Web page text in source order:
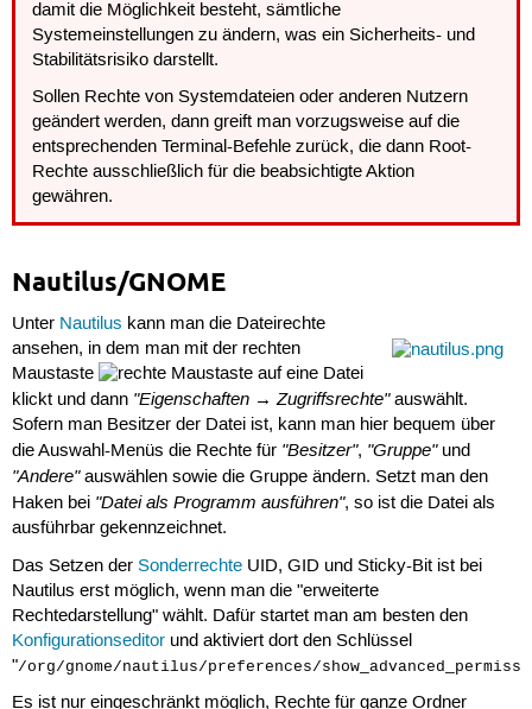
damit die Möglichkeit besteht, sämtliche
Systemeinstellungen zu ändern, was ein Sicherheits- und
Stabilitätsrisiko darstellt.
Sollen Rechte von Systemdateien oder anderen Nutzern
geändert werden, dann greift man vorzugsweise auf die
entsprechenden Terminal-Befehle zurück, die dann Root-
Rechte ausschließlich für die beabsichtigte Aktion
gewähren.
Nautilus/GNOME
Unter Nautilus kann man die Dateirechte
ansehen, in dem man mit der rechten
Maustaste
auf eine Datei
klickt und dann "Eigenschaften → Zugriffsrechte"auswählt.
Sofern man Besitzer der Datei ist, kann man hier bequem über
die Auswahl-Menüs die Rechte für "Besitzer", "Gruppe"und
"Andere"auswählen sowie die Gruppe ändern. Setzt man den
Haken bei "Datei als Programm ausführen", so ist die Datei als
ausführbar gekennzeichnet.
Das Setzen der SonderrechteUID, GID und Sticky-Bit ist bei
Nautilus erst möglich, wenn man die "erweiterte
Rechtedarstellung" wählt. Dafür startet man am besten den
Konfigurationseditorund aktiviert dort den Schlüssel
"/org/gnome/nautilus/preferences/
Es ist nur eingeschränkt möglich, Rechte für ganze Ordner